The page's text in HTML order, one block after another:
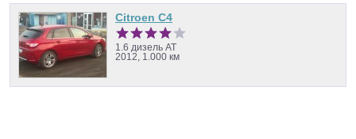
Citroen C4
1.6 дизель AT
2012, 1.000 км